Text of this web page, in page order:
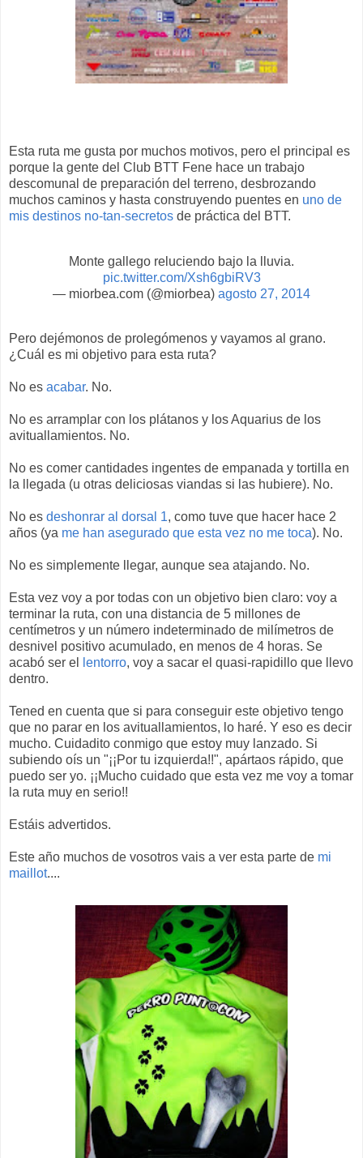
Esta ruta me gusta por muchos motivos, pero el principal es
porque la gente del Club BTT Fene hace un trabajo
descomunal de preparación del terreno, desbrozando
muchos caminos y hasta construyendo puentes en uno de
mis destinos no-tan-secretos de práctica del BTT.
Monte gallego reluciendo bajo la lluvia.
pic.twitter.com/Xsh6gbiRV3
— miorbea.com (@miorbea) agosto 27, 2014
Pero dejémonos de prolegómenos y vayamos al grano.
¿Cuál es mi objetivo para esta ruta?
No es acabar. No.
No es arramplar con los plátanos y los Aquarius de los
avituallamientos. No.
No es comer cantidades ingentes de empanada y tortilla en
la llegada (u otras deliciosas viandas si las hubiere). No.
No es deshonrar al dorsal 1, como tuve que hacer hace 2
años (ya me han asegurado que esta vez no me toca). No.
No es simplemente llegar, aunque sea atajando. No.
Esta vez voy a por todas con un objetivo bien claro: voy a
terminar la ruta, con una distancia de 5 millones de
centímetros y un número indeterminado de milímetros de
desnivel positivo acumulado, en menos de 4 horas. Se
acabó ser el
lentorro, voy a sacar el quasi-rapidillo que llevo
dentro.
Tened en cuenta que si para conseguir este objetivo tengo
que no parar en los avituallamientos, lo haré. Y eso es decir
mucho. Cuidadito conmigo que estoy muy lanzado. Si
subiendo oís un "¡¡Por tu izquierda!!", apártaos rápido, que
puedo ser yo. ¡¡Mucho cuidado que esta vez me voy a tomar
la ruta muy en serio!!
Estáis advertidos.
Este año muchos de vosotros vais a ver esta parte de mi
maillot....